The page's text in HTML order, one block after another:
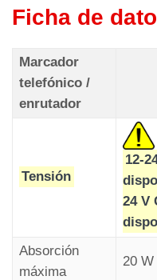
(tiempo de
El indicador verde
se ilumina en el
Si la llamada
«alarma enviada» y
parpadearán a
apagarán después
exitosa.
Ficha de
Marcador
telefónico /
enrutador
Tensión
12-
24 V
Absorción
máxima
20 W